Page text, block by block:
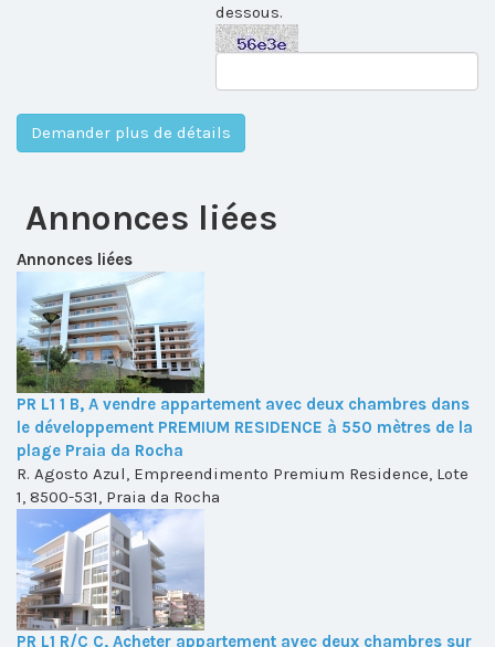
dessous.
Annonces liées
Annonces liées
PR L1 1 B, A vendre appartement avec deux chambres dans
le développement PREMIUM RESIDENCE à 550 mètres de la
plage Praia da Rocha
R. Agosto Azul, Empreendimento Premium Residence, Lote
1, 8500-531, Praia da Rocha
PR L1 R/C C, Acheter appartement avec deux chambres sur